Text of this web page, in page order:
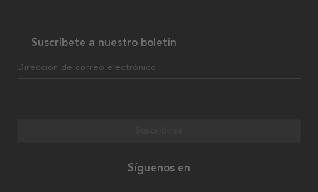
Suscríbete a nuestro boletín
Dirección de correo electrónico
Síguenos en